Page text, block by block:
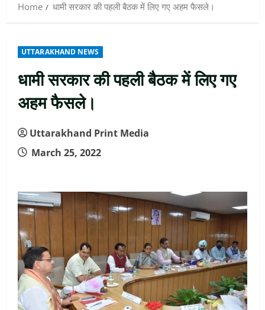
Home धामी सरकार की पहली बैठक में लिए गए अहम फैसले।
UTTARAKHAND NEWS
धामी सरकार की पहली बैठक में लिए गए
अहम फैसले।
Uttarakhand Print Media
March 25, 2022